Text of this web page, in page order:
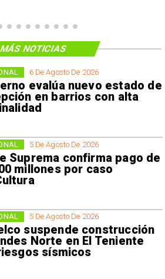
6 De Agosto De 2026
evalúa nuevo estado de
en barrios con alta
5 De Agosto De 2026
Suprema confirma pago de
millones por caso
5 De Agosto De 2026
suspende construcción
Norte en El Teniente
sísmicos
MÁS NOTICIAS